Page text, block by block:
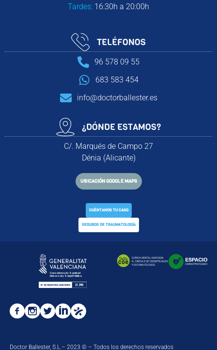
Tardes: 16:30h a 20:00h
TELÉFONOS
96 578 09 55
683 583 454
info@doctorballester.es
¿DÓNDE ESTAMOS?
C/. Marqués de Campo 27
Dénia (Alicante)
UBICACIÓN GOOGLE MAPS
CUÉNTANOS TU CASO
SEGUROS DE TRAUMATOLOGÍA
Doctor Ballester, S.L.– 2023 © – Todos los derechos reservados